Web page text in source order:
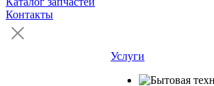
Контакты
Услуги